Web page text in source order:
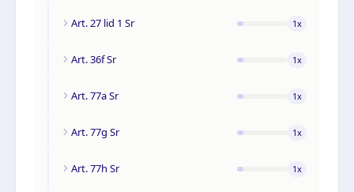
Art. 27 lid 1 Sr 1x
Art. 36f Sr 1x
Art. 77a Sr 1x
Art. 77g Sr 1x
Art. 77h Sr 1x